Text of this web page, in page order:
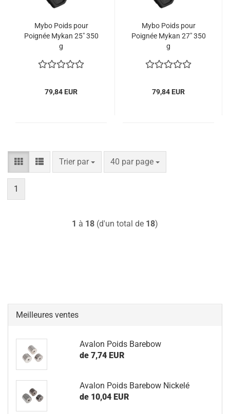
Mybo Poids pour
Poignée Mykan 25" 350
g
79,84 EUR
Mybo Poids pour
Poignée Mykan 27" 350
g
79,84 EUR
Trier par
Trier par 40 par page
par page
1
1 à 18 (d'un total de 18)
Meilleures ventes
Avalon Poids Barebow
de 7,74 EUR
Avalon Poids Barebow Nickelé
de 10,04 EUR